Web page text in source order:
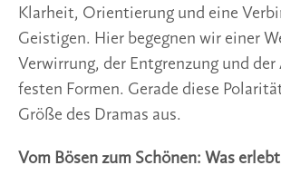
Klarheit, Orientierung und eine
Geistigen. Hier begegnen wir einer
Verwirrung, der Entgrenzung und der
festen Formen. Gerade diese
Größe des Dramas aus.
Vom Bösen zum Schönen: Was